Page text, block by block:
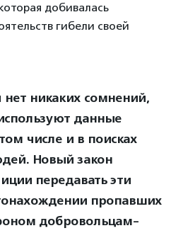
добивалась
гибели своей
никаких сомнений,
данные
числе и в поисках
Новый закон
передавать эти
пропавших
добровольцам-